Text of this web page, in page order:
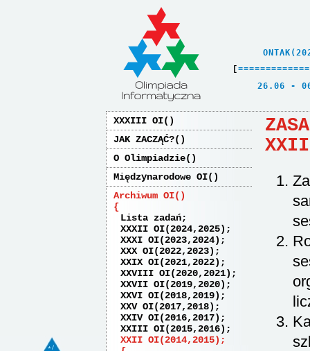
[ =============
26.06
XXXIII OI
JAK ZACZĄĆ?
O Olimpiadzie
Międzynarodowe OI
Archiwum OI
Lista zadań
XXXII OI(2024,2025)
XXXI OI(2023,2024)
XXX OI(2022,2023)
XXIX OI(2021,2022)
XXVIII OI(2020,2021)
XXVII OI(2019,2020)
XXVI OI(2018,2019)
XXV OI(2017,2018)
XXIV OI(2016,2017)
XXIII OI(2015,2016)
XXII OI(2014,2015)
XXII